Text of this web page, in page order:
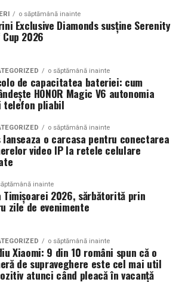
si utilizare reala
evenimentelor auto din Cluj este
care nu sunt doar proiecte de
utilizate zilnic. Proprietarii acestora
le permita sa participe la
sacrifica complet confortul sau
publice.
alese trebuie sa ofere un
si functionalitate. Multi pasionati
care arata bine la show, dar
si in conditii reale de trafic,
sau sezon.
de anvelopa la evenimentele din
in care vremea poate fi imprevizibila,
includ atat zone urbane,
o săptămână inainte
Exclusive Diamonds susține Serenity
2026
o săptămână inainte
de capacitatea bateriei: cum
HONOR Magic V6 autonomia
telefon pliabil
o săptămână inainte
lanseaza o carcasa pentru conectarea
video IP la retele celulare
inainte
Timișoarei 2026, sărbătorită prin
zile de evenimente
o săptămână inainte
Xiaomi: 9 din 10 români spun că o
de supraveghere este cel mai util
atunci când pleacă în vacanță